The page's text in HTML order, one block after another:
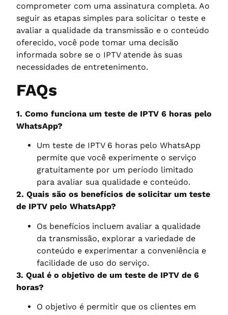
comprometer com uma assinatura completa. Ao
seguir as etapas simples para solicitar o teste e
avaliar a qualidade da transmissão e o conteúdo
oferecido, você pode tomar uma decisão
informada sobre se o IPTV atende às suas
necessidades de entretenimento.
FAQs
1. Como funciona um teste de IPTV 6 horas pelo
WhatsApp?
Um teste de IPTV 6 horas pelo WhatsApp
permite que você experimente o serviço
gratuitamente por um período limitado
para avaliar sua qualidade e conteúdo.
2. Quais são os benefícios de solicitar um teste
de IPTV pelo WhatsApp?
Os benefícios incluem avaliar a qualidade
da transmissão, explorar a variedade de
conteúdo e experimentar a conveniência e
facilidade de uso do serviço.
3. Qual é o objetivo de um teste de IPTV de 6
horas?
O objetivo é permitir que os clientes em